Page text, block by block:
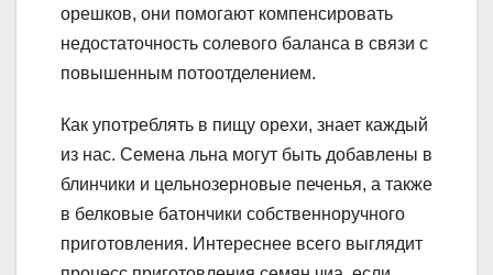
орешков, они помогают компенсировать
недостаточность солевого баланса в связи с
повышенным потоотделением.
Как употреблять в пищу орехи, знает каждый
из нас. Семена льна могут быть добавлены в
блинчики и цельнозерновые печенья, а также
в белковые батончики собственноручного
приготовления. Интереснее всего выглядит